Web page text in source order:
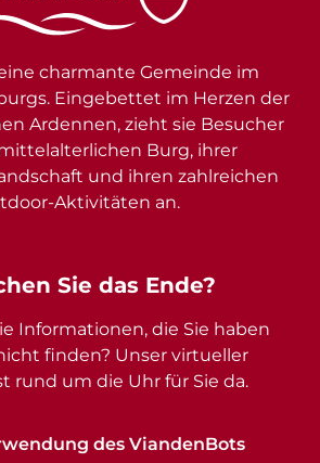
Sie das Ende?
Informationen, die Sie haben
finden? Unser virtueller
rund um die Uhr für Sie da.
des ViandenBots
charmante Gemeinde im
Eingebettet im Herzen der
Ardennen, zieht sie Besucher
Burg, ihrer
und ihren zahlreichen
Aktivitäten an.